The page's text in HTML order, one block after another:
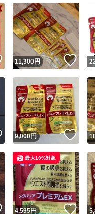
Yahoo!フリマが定めた一定
安心取引出品者
安心取引出品者
商品画像の無断転載
いいね！
11,300円 い
いいね！
9,000円 い
いいね！
4,595円 い
最大10%対象